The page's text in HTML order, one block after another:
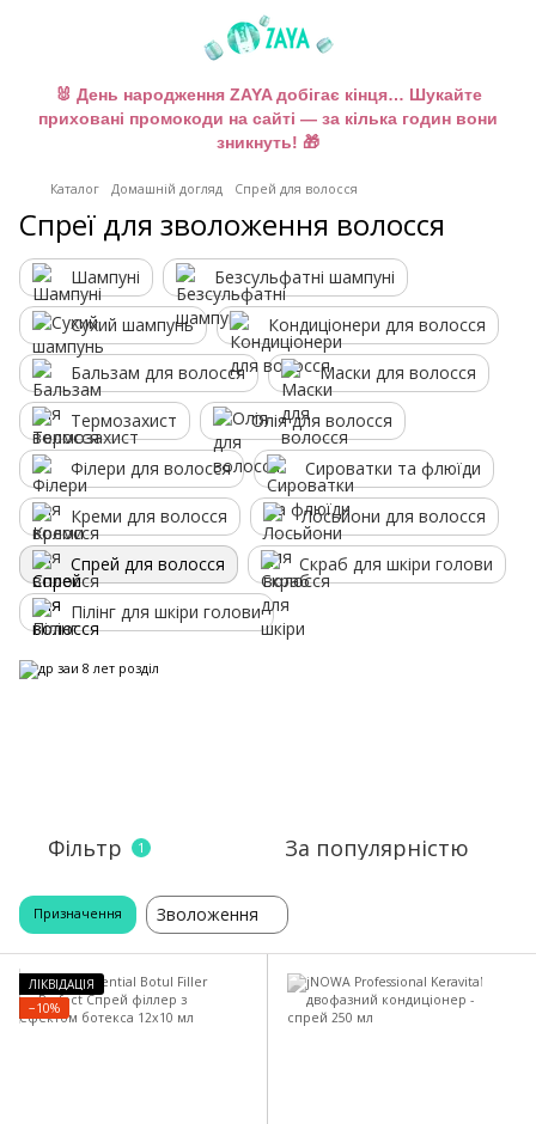
🐰 День народження ZAYA добігає кінця… Шукайте
приховані промокоди на сайті — за кілька годин вони
зникнуть! 🎁
Каталог Домашній догляд Спрей для волосся
Спреї для зволоження волосся
Шампуні Безсульфатні шампуні
Сухий шампунь Кондиціонери для волосся
Бальзам для волосся Маски для волосся
Термозахист Олія для волосся
Філери для волосся Сироватки та флюїди
Креми для волосся Лосьйони для волосся
Спрей для волосся Скраб для шкіри голови
Пілінг для шкіри голови
Фільтр 1 За популярністю
Призначення Зволоження
ЛІКВІДАЦІЯ
−10%